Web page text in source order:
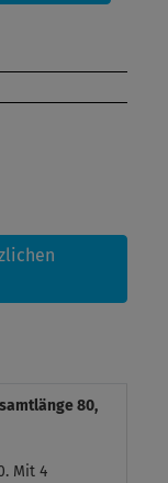
80,
Mit 4